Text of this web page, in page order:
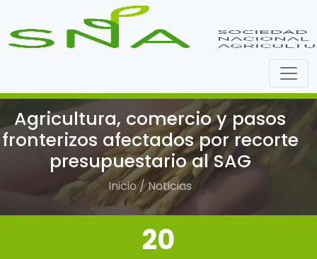
Agricultura, comercio y pasos
fronterizos afectados por recorte
presupuestario al SAG
Inicio / Noticias
20